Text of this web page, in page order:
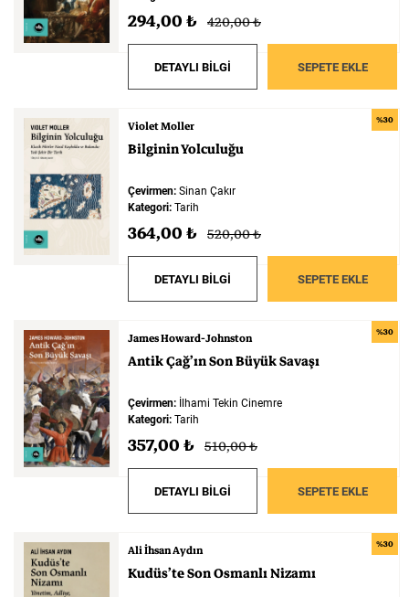
294,00 ₺ 420,00 ₺
DETAYLI BİLGİ SEPETE EKLE
%30
Violet Moller
BilgininYolculuğu
Çevirmen: Sinan Çakır
Kategori: Tarih
364,00 ₺ 520,00 ₺
DETAYLI BİLGİ SEPETE EKLE
%30
James Howard-Johnston
AntikÇağ’ınSonBüyükSavaşı
Çevirmen: İlhami Tekin Cinemre
Kategori: Tarih
357,00 ₺ 510,00 ₺
DETAYLI BİLGİ SEPETE EKLE
%30
Ali İhsan Aydın
Kudüs’teSonOsmanlıNizamı